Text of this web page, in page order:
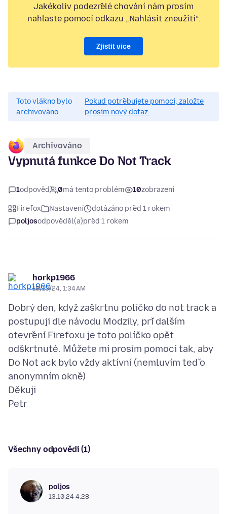
Jakékoliv podezřelé chování nám prosím
nahlaste pomocí odkazu „Nahlásit zneužití“.
Zjistit více
Toto vlákno bylo
archivováno.
Pokud potřebujete pomoci, založte
prosím nový dotaz.
Archivováno
Vypnutá funkce Do Not Track
1odpověď 0má tento problém 10zobrazení
Firefox Nastavení
dotázáno před 1 rokem
poljosodpověděl(a)před 1 rokem
horkp1966
10/13/24, 1:34 AM
Dobrý den, když zaškrtnu políčko do not track a
postupuji dle návodu Modzily, při dalším
otevření Firefoxu je toto políčko opět
odškrtnuté. Můžete mi prosím pomoci tak, aby
Do Not ack bylo vždy aktívní (nemluvím teď o
anonymním okně)
Děkuji
Všechny odpovědi (1)
poljos
13.10.24 4:28